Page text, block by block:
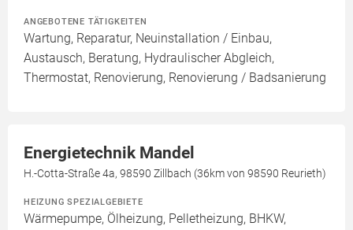
ANGEBOTENE TÄTIGKEITEN
Wartung, Reparatur, Neuinstallation / Einbau,
Austausch, Beratung, Hydraulischer Abgleich,
Thermostat, Renovierung, Renovierung / Badsanierung
Energietechnik Mandel
H.-Cotta-Straße 4a, 98590 Zillbach (36km von 98590 Reurieth)
HEIZUNG SPEZIALGEBIETE
Wärmepumpe, Ölheizung, Pelletheizung, BHKW,